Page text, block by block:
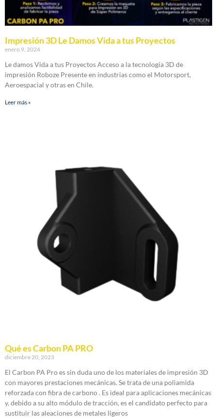
Impresión 3D Le Damos Vida a tus Proyectos
enero 9, 2024
Le damos Vida a tus Proyectos Acceso a la tecnología 3D de
impresión Roboze Presente en industrias como el Motorsport,
Aeroespacial y otras en Chile.
Leer más »
Qué es Carbon PA PRO
diciembre 20, 2023
El Carbon PA Pro es sin duda uno de los materiales de impresión 3D
con mayores prestaciones mecánicas. Se trata de una poliamida
reforzada con fibra de carbono . Es ideal para aplicaciones mecánicas
y, debido a su alto módulo de tracción, es el candidato perfecto para
sustituir las aleaciones de metales ligeros